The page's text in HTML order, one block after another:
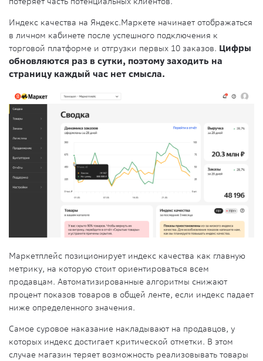
Индекс качества на Яндекс.Маркете начинает отображаться
в личном кабинете после успешного подключения к
торговой платформе и отгрузки первых 10 заказов. Цифры
обновляются раз в сутки, поэтому заходить на
страницу каждый час нет смысла.
Маркетплейс позиционирует индекс качества как главную
метрику, на которую стоит ориентироваться всем
продавцам. Автоматизированные алгоритмы снижают
процент показов товаров в общей ленте, если индекс падает
ниже определенного значения.
Самое суровое наказание накладывают на продавцов, у
которых индекс достигает критической отметки. В этом
случае магазин теряет возможность реализовывать товары